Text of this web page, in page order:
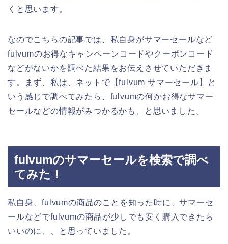
くと思います。
なのでこちらの記事では、私自身がサマーセールなど
fulvumのお得なキャンペーンコードやクーポンコード
などがないかを調べた結果をお伝えさせていただきま
す。まず、私は、ネットで【fulvum サマーセール】と
いう感じで調べてみたら、fulvumの何かお得なサマー
セールなどの情報がみつかるかも、と思いました。
fulvumのサマーセールを検索で調べ
てみた！
私自身、fulvumの商品のことを知った時に、サマーセ
ールなどでfulvumの商品が少しでも安く購入できたら
いいのに、、と思っていました。